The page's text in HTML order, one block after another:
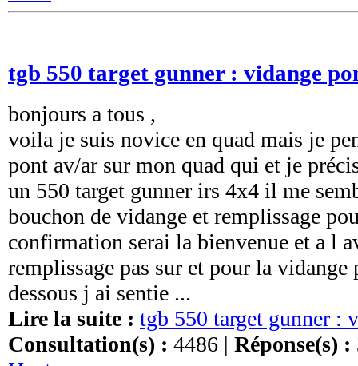
tgb 550 target gunner : vidange
bonjours a tous ,
voila je suis novice en quad mais je
pont av/ar sur mon quad qui et je
un 550 target gunner irs 4x4 il me
bouchon de vidange et remplissage
confirmation serai la bienvenue et a l
remplissage pas sur et pour la vidange
dessous j ai sentie ...
Lire la suite : tgb 550 target gunner :
Consultation(s) : 4486 | Réponse(s) :